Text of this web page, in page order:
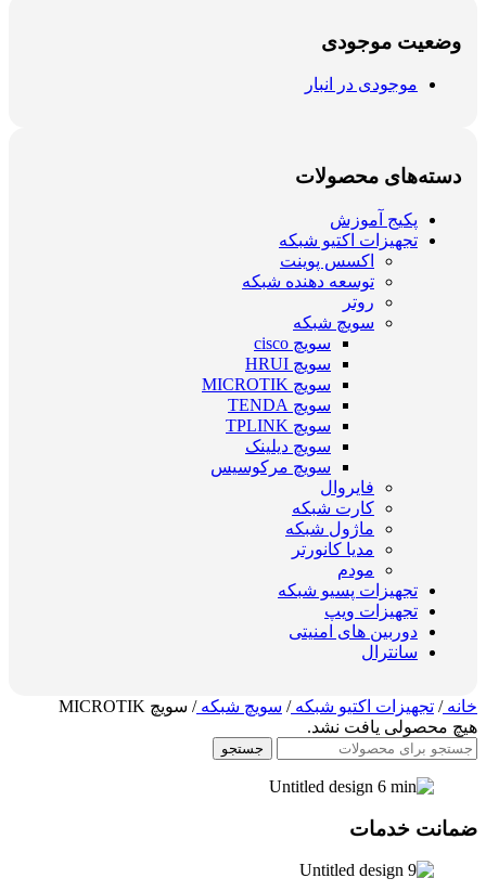
وضعیت موجودی
موجودی در انبار
دسته‌های محصولات
پکیج آموزش
تجهیزات اکتیو شبکه
اکسس پوینت
توسعه دهنده شبکه
روتر
سویچ شبکه
سویچ cisco
سویچ HRUI
سویچ MICROTIK
سویچ TENDA
سویچ TPLINK
سویچ دیلینک
سویچ مرکوسیس
فایروال
کارت شبکه
ماژول شبکه
مدیا کانورتر
مودم
تجهیزات پسیو شبکه
تجهیزات ویپ
دوربین های امنیتی
سانترال
خانه/ تجهیزات اکتیو شبکه/ سویچ شبکه/ سویچ MICROTIK
هیچ محصولی یافت نشد.
جستجو
ضمانت خدمات